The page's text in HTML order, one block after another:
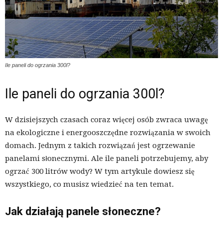
Ile paneli do ogrzania 300l?
Ile paneli do ogrzania 300l?
W dzisiejszych czasach coraz więcej osób zwraca uwagę
na ekologiczne i energooszczędne rozwiązania w swoich
domach. Jednym z takich rozwiązań jest ogrzewanie
panelami słonecznymi. Ale ile paneli potrzebujemy, aby
ogrzać 300 litrów wody? W tym artykule dowiesz się
wszystkiego, co musisz wiedzieć na ten temat.
Jak działają panele słoneczne?